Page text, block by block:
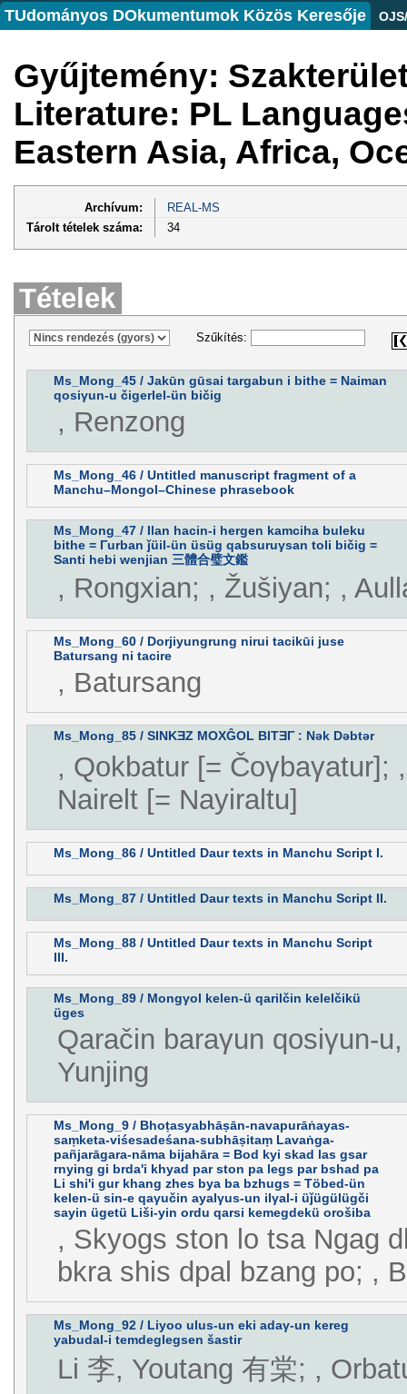
TUdományos DOkumentumok Közös Keresője
Gyűjtemény:
Literature: PL
Eastern Asia, Africa,
Archívum:
REAL-MS
Tárolt tételek száma:
34
Tételek
Szűkítés:
Ms_Mong_45 / Jakūn gūsai targabun i bithe = Naiman
qosiγun-u čigerlel-ün bičig
, Renzong
Ms_Mong_46 / Untitled manuscript fragment of a
Manchu–Mongol–Chinese phrasebook
Ms_Mong_47 / Ilan hacin-i hergen kamciha buleku
bithe = Γurban ǰüil-ün üsüg qabsuruγsan toli bičig =
Santi hebi wenjian 三體合璧文鑑
, Rongxian; , Žušiyan; ,
Ms_Mong_60 / Dorjiyungrung nirui tacikūi juse
Batursang ni tacire
, Batursang
Ms_Mong_85 / SINKƎZ MOXĜOL BITƎΓ : Nək Dəbtər
, Qokbatur [= Čoγbaγatur];
Nairelt [= Nayiraltu]
Ms_Mong_86 / Untitled Daur texts in Manchu Script I.
Ms_Mong_87 / Untitled Daur texts in Manchu Script II.
Ms_Mong_88 / Untitled Daur texts in Manchu Script
III.
Ms_Mong_89 / Mongγol kelen-ü qarilčin kelelčikü
üges
Qaračin baraγun qosiγun-
Yunjing
Ms_Mong_9 / Bhoṭasyabhāṣān-navapurāṅayas-
saṃketa-viśesadeśana-subhāṣitaṃ Lavaṅga-
pañjarāgara-nāma bijahāra = Bod kyi skad las gsar
rnying gi brda'i khyad par ston pa legs par bshad pa
Li shi'i gur khang zhes bya ba bzhugs = Töbed-ün
kelen-ü sin-e qaγučin ayalγus-un ilγal-i üǰügülügči
sayin ügetü Liši-yin ordu qarsi kemegdekü orošiba
, Skyogs ston lo tsa Ngag
bkra shis dpal bzang po; ,
Ms_Mong_92 / Liyoo ulus-un eki adaγ-un kereg
yabudal-i temdeglegsen šastir
Li 李, Youtang 有棠; ,